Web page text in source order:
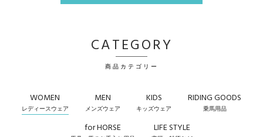
CATEGORY
商品カテゴリー
WOMEN
レディースウェア
MEN
メンズウェア
KIDS
キッズウェア
RIDING GOODS
乗馬用品
for HORSE LIFE STYLE